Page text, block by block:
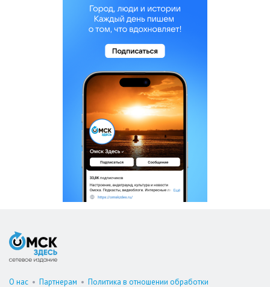
О нас • Партнерам • Политика в отношении обработки